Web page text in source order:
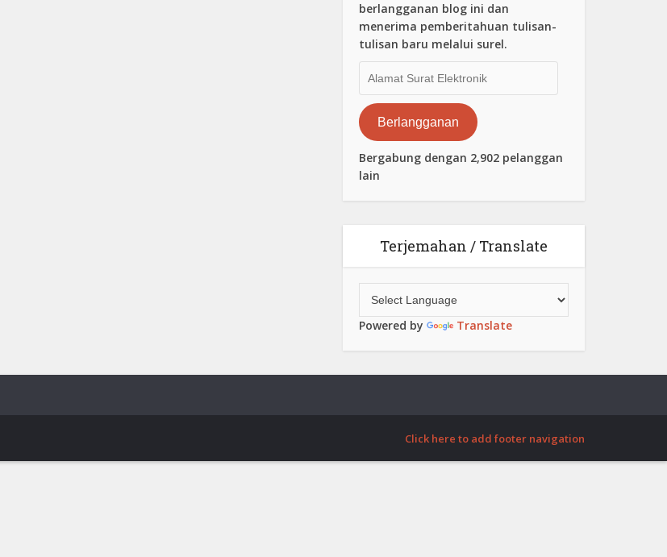
berlangganan blog ini dan
menerima pemberitahuan tulisan-
tulisan baru melalui surel.
Surat
Elektronik
Berlangganan
Bergabung dengan 2,902 pelanggan
lain
Terjemahan / Translate
Powered by Translate
Click here to add footer navigation